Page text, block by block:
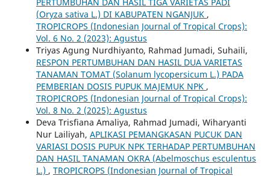
(Oryza sativa L.) DI KABUPATEN NGANJUK ,
TROPICROPS (Indonesian Journal of Tropical Crops):
Vol. 6 No. 2 (2023): Agustus
Triyas Agung Nurdhiyanto, Rahmad Jumadi, Suhaili,
RESPON PERTUMBUHAN DAN HASIL DUA VARIETAS
TANAMAN TOMAT (Solanum lycopersicum L.) PADA
PEMBERIAN DOSIS PUPUK MAJEMUK NPK ,
TROPICROPS (Indonesian Journal of Tropical Crops):
Vol. 8 No. 2 (2025): Agustus
Deva Trisfiana Amaliya, Rahmad Jumadi, Wiharyanti
Nur Lailiyah, APLIKASI PEMANGKASAN PUCUK DAN
VARIASI DOSIS PUPUK NPK TERHADAP PERTUMBUHAN
DAN HASIL TANAMAN OKRA (Abelmoschus esculentus
L.) , TROPICROPS (Indonesian Journal of Tropical